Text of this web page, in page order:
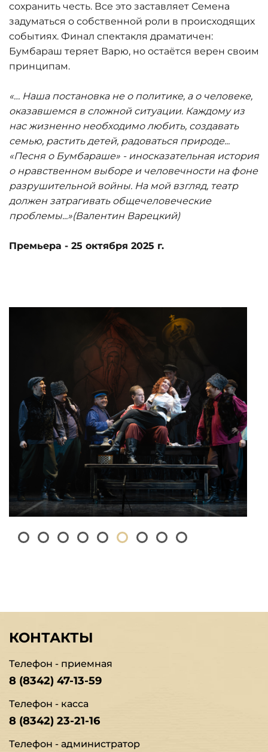
сохранить честь. Все это заставляет Семена
задуматься о собственной роли в происходящих
событиях. Финал спектакля драматичен:
Бумбараш теряет Варю, но остаётся верен своим
принципам.
«… Наша постановка не о политике, а о человеке,
оказавшемся в сложной ситуации. Каждому из
нас жизненно необходимо любить, создавать
семью, растить детей, радоваться природе...
«Песня о Бумбараше» - иносказательная история
о нравственном выборе и человечности на фоне
разрушительной войны. На мой взгляд, театр
должен затрагивать общечеловеческие
проблемы...»(Валентин Варецкий)
Премьера - 25 октября 2025 г.
КОНТАКТЫ
Телефон - приемная
8 (8342) 47-13-59
Телефон - касса
8 (8342) 23-21-16
Телефон - администратор